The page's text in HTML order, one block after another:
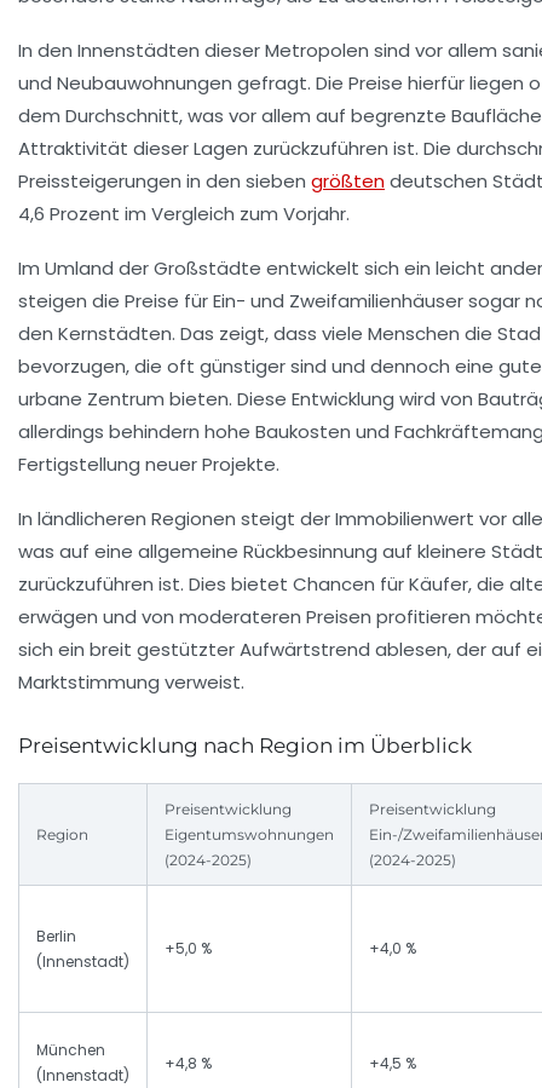
In den Innenstädten dieser Metropolen sind vor allem
und Neubauwohnungen gefragt. Die Preise hierfür liegen
dem Durchschnitt, was vor allem auf begrenzte
Attraktivität dieser Lagen zurückzuführen ist. Die
Preissteigerungen in den sieben größtendeutschen
4,6 Prozent im Vergleich zum Vorjahr.
Im Umland der Großstädte entwickelt sich ein leicht
steigen die Preise für Ein- und Zweifamilienhäuser sogar
den Kernstädten. Das zeigt, dass viele Menschen die
bevorzugen, die oft günstiger sind und dennoch eine
urbane Zentrum bieten. Diese Entwicklung wird von
allerdings behindern hohe Baukosten und
Fertigstellung neuer Projekte.
In ländlicheren Regionen steigt der Immobilienwert vor
was auf eine allgemeine Rückbesinnung auf kleinere
zurückzuführen ist. Dies bietet Chancen für Käufer, die
erwägen und von moderateren Preisen profitieren
sich ein breit gestützter Aufwärtstrend ablesen, der auf
Marktstimmung verweist.
Preisentwicklung nach Region im Überblick
Region
Preisentwicklung
Eigentumswohnungen
(2024-2025)
Preisentwicklung
Ein-/
(2024-2025)
Berlin
(Innenstadt)
+5,0 % +4,0 %
München
(Innenstadt)
+4,8 % +4,5 %